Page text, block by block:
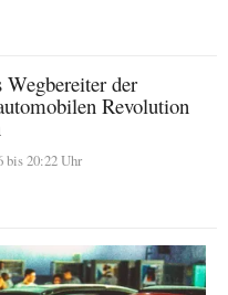
Wegbereiter der
Revolution
bis 20:22 Uhr